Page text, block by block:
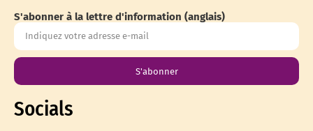
S'abonner à la lettre d'information (anglais)
S'abonner
Socials